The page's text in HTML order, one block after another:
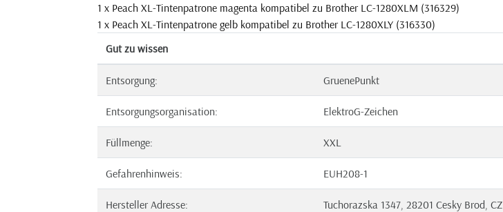
1 x Peach XL-Tintenpatrone magenta kompatibel zu Brother LC-1280XLM (316329)
1 x Peach XL-Tintenpatrone gelb kompatibel zu Brother LC-1280XLY (316330)
Gut zu wissen
Entsorgung: GruenePunkt
Entsorgungsorganisation: ElektroG-Zeichen
Füllmenge: XXL
Gefahrenhinweis: EUH208-1
Hersteller Adresse: Tuchorazska 1347, 28201 Cesky Brod, CZ